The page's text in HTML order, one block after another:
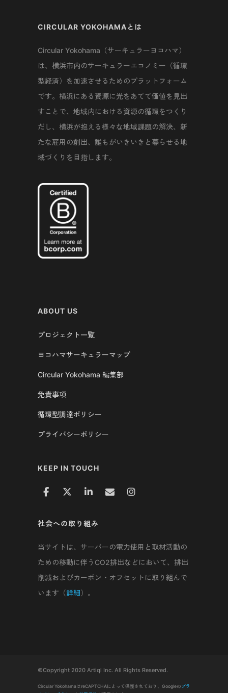
CIRCULAR YOKOHAMAとは
Circular Yokohama（サーキュラーヨコハマ）
は、横浜市内のサーキュラーエコノミー（循環
型経済）を加速させるためのプラットフォーム
です。横浜にある資源に光をあてて価値を見出
すことで、地域内における資源の循環をつくり
だし、横浜が抱える様々な地域課題の解決、新
たな雇用の創出、誰もがいきいきと暮らせる地
域づくりを目指します。
ABOUT US
プロジェクト一覧
ヨコハマサーキュラーマップ
Circular Yokohama 編集部
免責事項
循環型調達ポリシー
プライバシーポリシー
KEEP IN TOUCH
社会への取り組み
当サイトは、サーバーの電力使用と取材活動の
ための移動に伴うCO2排出などにおいて、排出
削減およびカーボン・オフセットに取り組んで
います（詳細）。
©Copyright 2020 Artiql Inc. All Rights Reserved.
Circular YokohamaはreCAPTCHAによって保護されており、Googleのプラ